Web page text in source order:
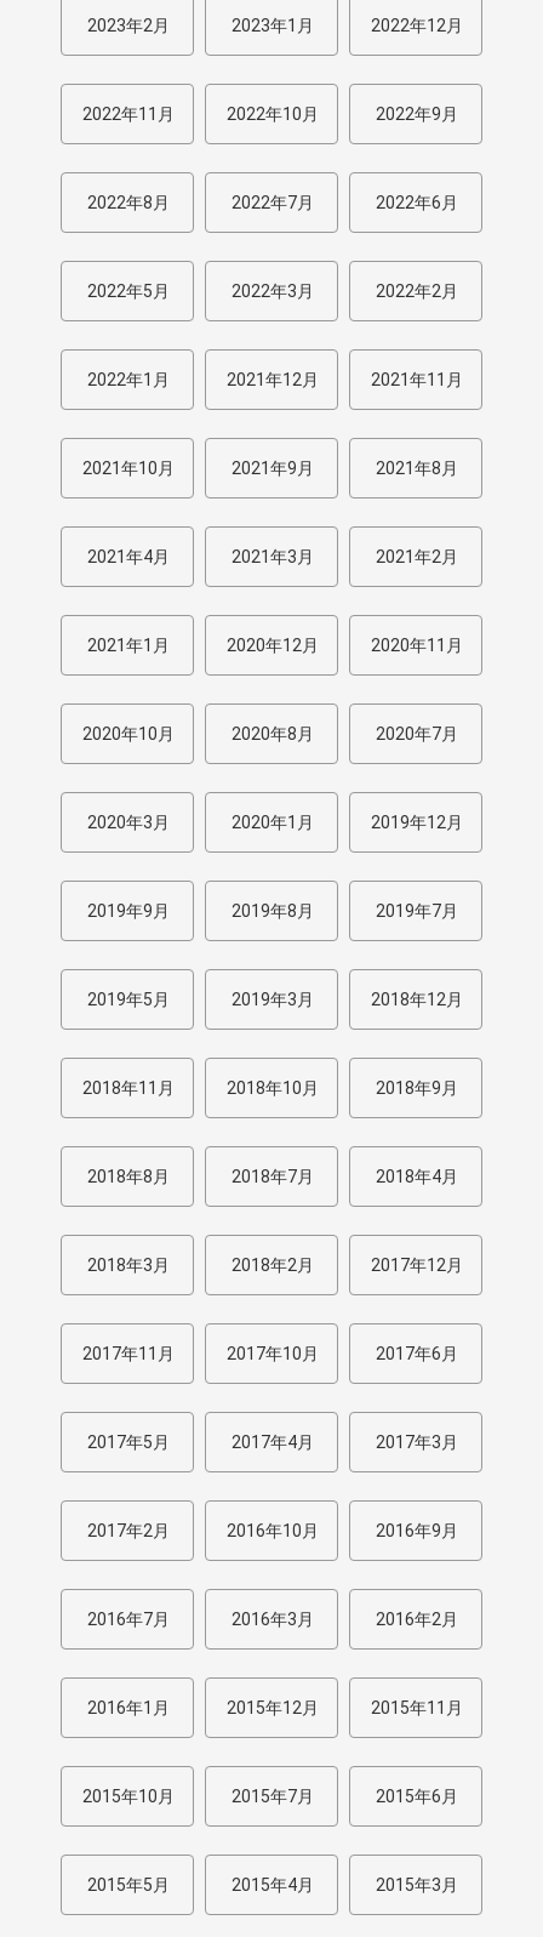
2023年2月 2023年1月 2022年12月
2022年11月 2022年10月 2022年9月
2022年8月 2022年7月 2022年6月
2022年5月 2022年3月 2022年2月
2022年1月 2021年12月 2021年11月
2021年10月 2021年9月 2021年8月
2021年4月 2021年3月 2021年2月
2021年1月 2020年12月 2020年11月
2020年10月 2020年8月 2020年7月
2020年3月 2020年1月 2019年12月
2019年9月 2019年8月 2019年7月
2019年5月 2019年3月 2018年12月
2018年11月 2018年10月 2018年9月
2018年8月 2018年7月 2018年4月
2018年3月 2018年2月 2017年12月
2017年11月 2017年10月 2017年6月
2017年5月 2017年4月 2017年3月
2017年2月 2016年10月 2016年9月
2016年7月 2016年3月 2016年2月
2016年1月 2015年12月 2015年11月
2015年10月 2015年7月 2015年6月
2015年5月 2015年4月 2015年3月